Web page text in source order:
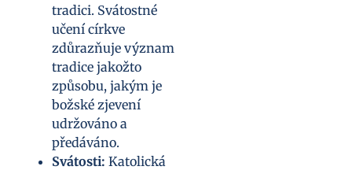
tradici. Svátostné
učení církve
zdůrazňuje význam
tradice jakožto
způsobu, jakým je
božské zjevení
udržováno a
předáváno.
Svátosti: Katolická